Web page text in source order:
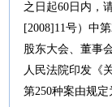
之日起60日内，
[2008]11号）中
股东大会、董事
人民法院印发《
第250种案由规